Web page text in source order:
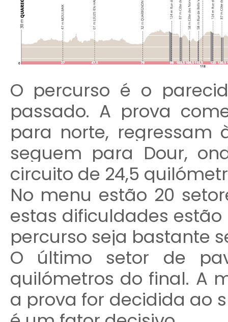
O percurso é o
passado. A prova
para norte,
seguem para Dour,
circuito de 24,5
No menu estão 20
estas dificuldades
percurso seja bastante
O último setor de
quilómetros do final. A
a prova for decidida ao